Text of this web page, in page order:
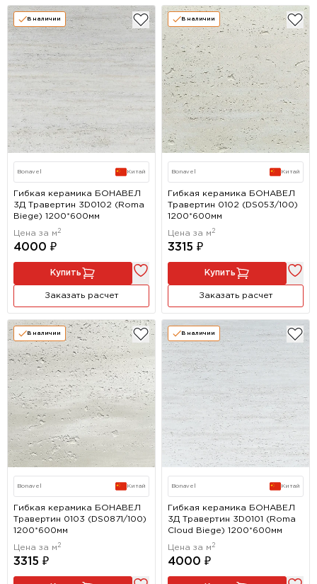
В наличии
Bonavel Китай
Гибкая керамика БОНАВЕЛ
3Д Травертин 3D0102 (Roma
Biege) 1200*600мм
Цена за м 2
4000 ₽
Купить
Заказать расчет
В наличии
Bonavel Китай
Гибкая керамика БОНАВЕЛ
Травертин 0102 (DS053/100)
1200*600мм
Цена за м 2
3315 ₽
Купить
Заказать расчет
В наличии
Bonavel Китай
Гибкая керамика БОНАВЕЛ
Травертин 0103 (DS0871/100)
1200*600мм
Цена за м 2
3315 ₽
В наличии
Bonavel Китай
Гибкая керамика БОНАВЕЛ
3Д Травертин 3D0101 (Roma
Cloud Biege) 1200*600мм
Цена за м 2
4000 ₽